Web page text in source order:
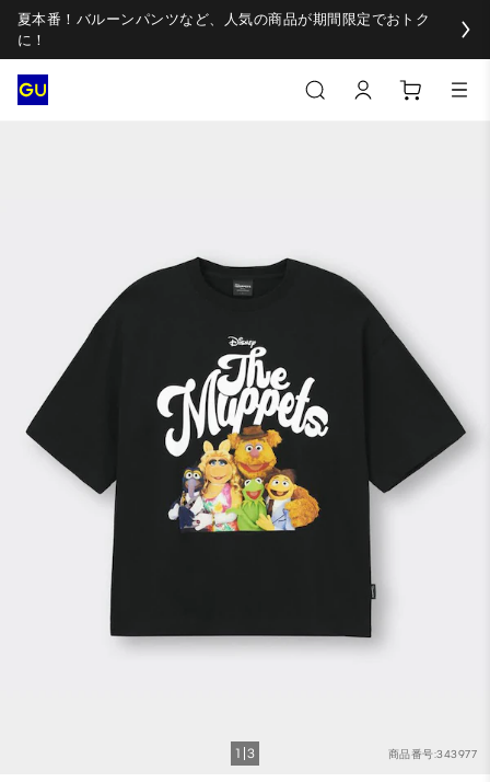
夏本番！バルーンパンツなど、人気の商品が期間限定でおトク
に！
商品番号:343977
1 3